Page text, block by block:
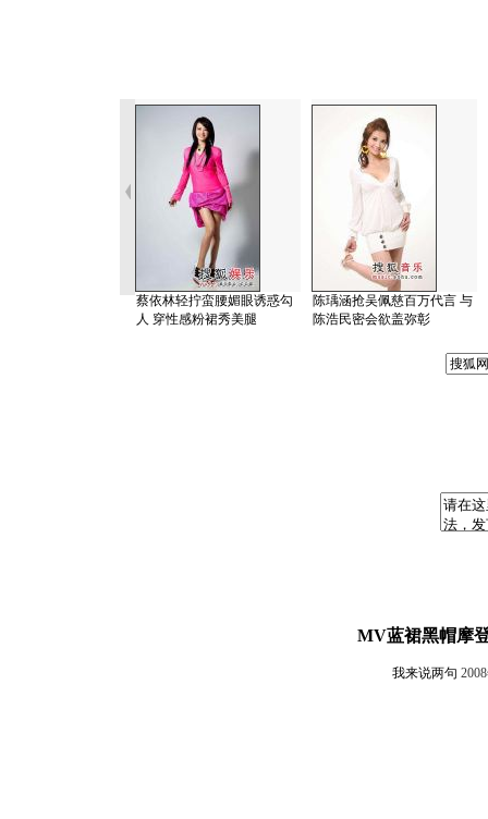
蔡依林轻拧蛮腰媚眼诱惑勾
人 穿性感粉裙秀美腿
陈瑀涵抢吴佩慈百万代言 与
陈浩民密会欲盖弥彰
MV蓝裙黑帽摩
我来说两句